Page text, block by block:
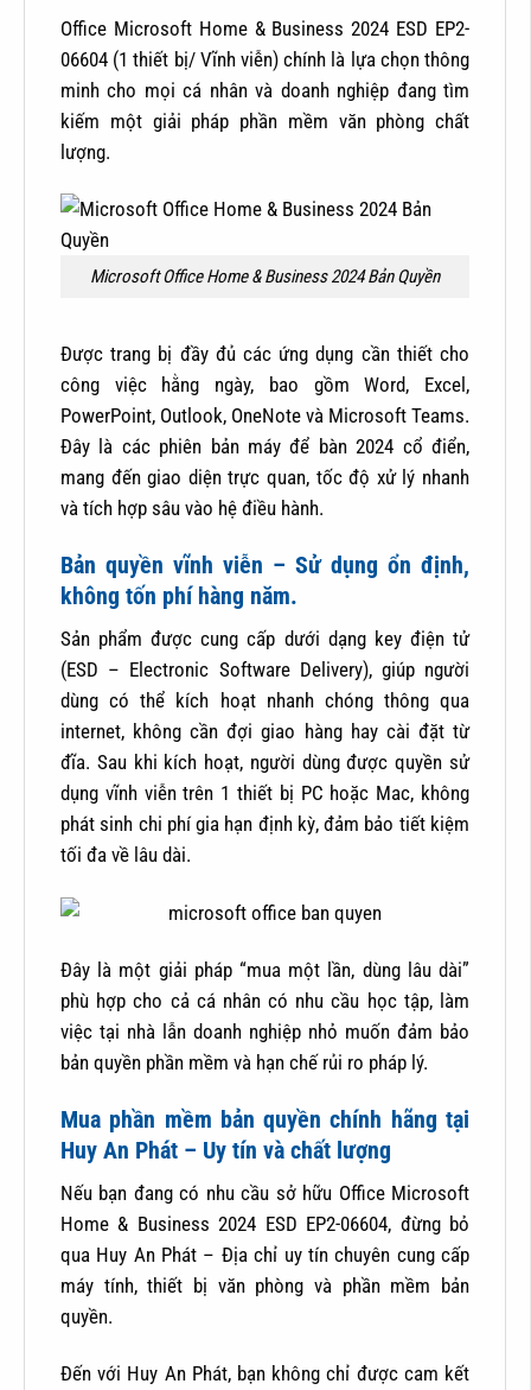
Office Microsoft Home & Business 2024 ESD EP2-
06604 (1 thiết bị/ Vĩnh viễn) chính là lựa chọn thông
minh cho mọi cá nhân và doanh nghiệp đang tìm
kiếm một giải pháp phần mềm văn phòng chất
lượng.
Microsoft Office Home & Business 2024 Bản Quyền
Được trang bị đầy đủ các ứng dụng cần thiết cho
công việc hằng ngày, bao gồm Word, Excel,
PowerPoint, Outlook, OneNote và Microsoft Teams.
Đây là các phiên bản máy để bàn 2024 cổ điển,
mang đến giao diện trực quan, tốc độ xử lý nhanh
và tích hợp sâu vào hệ điều hành.
Bản quyền vĩnh viễn – Sử dụng ổn định,
không tốn phí hàng năm.
Sản phẩm được cung cấp dưới dạng key điện tử
(ESD – Electronic Software Delivery), giúp người
dùng có thể kích hoạt nhanh chóng thông qua
internet, không cần đợi giao hàng hay cài đặt từ
đĩa. Sau khi kích hoạt, người dùng được quyền sử
dụng vĩnh viễn trên 1 thiết bị PC hoặc Mac, không
phát sinh chi phí gia hạn định kỳ, đảm bảo tiết kiệm
tối đa về lâu dài.
Đây là một giải pháp “mua một lần, dùng lâu dài”
phù hợp cho cả cá nhân có nhu cầu học tập, làm
việc tại nhà lẫn doanh nghiệp nhỏ muốn đảm bảo
bản quyền phần mềm và hạn chế rủi ro pháp lý.
Mua phần mềm bản quyền chính hãng tại
Huy An Phát – Uy tín và chất lượng
Nếu bạn đang có nhu cầu sở hữu Office Microsoft
Home & Business 2024 ESD EP2-06604, đừng bỏ
qua Huy An Phát – Địa chỉ uy tín chuyên cung cấp
máy tính, thiết bị văn phòng và phần mềm bản
quyền.
Đến với Huy An Phát, bạn không chỉ được cam kết